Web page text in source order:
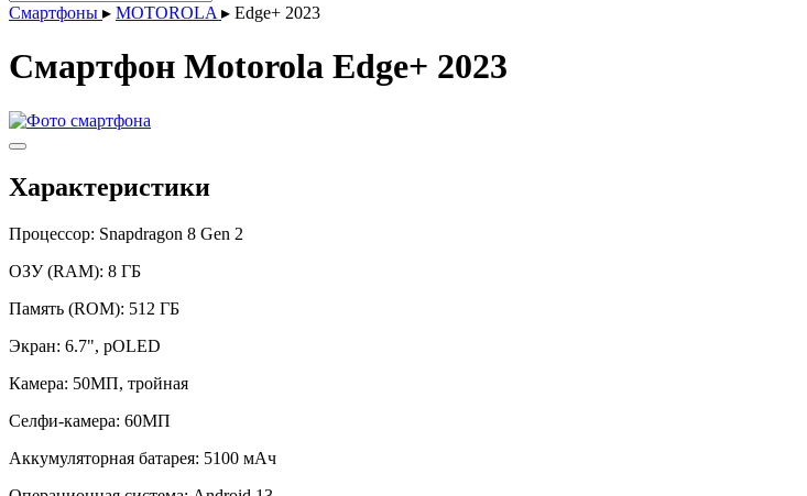
Смартфоны ▸ MOTOROLA ▸ Edge+ 2023
Смартфон Motorola Edge+ 2023
Характеристики
Процессор: Snapdragon 8 Gen 2
ОЗУ (RAM): 8 ГБ
Память (ROM): 512 ГБ
Экран: 6.7", pOLED
Камера: 50МП, тройная
Селфи-камера: 60МП
Аккумуляторная батарея: 5100 мАч